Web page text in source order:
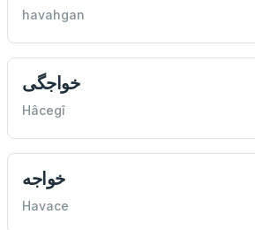
havahgan
خواجگی
Hâcegî
خواجه
Havace